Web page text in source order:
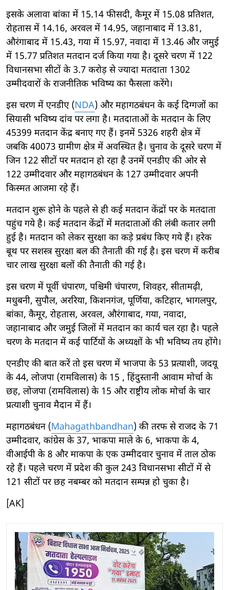
इसके अलावा बांका में 15.14 फीसदी, कैमूर में 15.08 प्रतिशत,
रोहतास में 14.16, अरवल में 14.95, जहानाबाद में 13.81,
औरंगाबाद में 15.43, गया में 15.97, नवादा में 13.46 और जमुई
में 15.77 प्रतिशत मतदान दर्ज किया गया है। ‎दूसरे चरण में 122
विधानसभा सीटों के 3.7 करोड़ से ज्यादा मतदाता 1302
उम्मीदवारों के राजनीतिक भविष्य का फैसला करेंगे।
इस चरण में एनडीए (NDA) और महागठबंधन के कई दिग्गजों का
सियासी भविष्य दांव पर लगा है। मतदाताओं के मतदान के लिए
45399 मतदान केंद्र बनाए गए हैं। इनमें 5326 शहरी क्षेत्र में
जबकि 40073 ग्रामीण क्षेत्र में अवस्थित है। ‎चुनाव के दूसरे चरण में
जिन 122 सीटों पर मतदान हो रहा है उनमें एनडीए की ओर से
122 उम्मीदवार और महागठबंधन के 127 उम्मीदवार अपनी
किस्मत आजमा रहे हैं। ‎
मतदान शुरू होने के पहले से ही कई मतदान केंद्रों पर के मतदाता
पहुंच गये है। कई मतदान केंद्रों में मतदाताओं की लंबी कतार लगी
हुई है। ‎मतदान को लेकर सुरक्षा का कड़े प्रबंध किए गये हैं। हरेक
बूथ पर सशस्त्र सुरक्षा बल की तैनाती की गई है। इस चरण में करीब
चार लाख सुरक्षा बलों की तैनाती की गई है। ‎
इस चरण में पूर्वी चंपारण, पश्चिमी चंपारण, शिवहर, सीतामढ़ी,
मधुबनी, सुपौल, अररिया, किशनगंज, पूर्णिया, कटिहार, भागलपुर,
बांका, कैमूर, रोहतास, अरवल, औरंगाबाद, गया, नवादा,
जहानाबाद और जमुई जिलों में मतदान का कार्य चल रहा है। पहले
चरण के मतदान में कई पार्टियों के अध्यक्षों के भी भविष्य तय होंगे।
‎एनडीए की बात करें तो इस चरण में भाजपा के 53 प्रत्याशी, जदयू
के 44, लोजपा (रामविलास) के 15 , हिंदुस्तानी आवाम मोर्चा के
छह, लोजपा (रामविलास) के 15 और राष्ट्रीय लोक मोर्चा के चार
प्रत्याशी चुनाव मैदान में हैं।
महागठबंधन (Mahagathbandhan) की तरफ से राजद के 71
उम्मीदवार, कांग्रेस के 37, भाकपा माले के 6, भाकपा के 4,
वीआईपी के 8 और माकपा के एक उम्मीदवार चुनाव में ताल ठोक
रहे हैं। पहले चरण में प्रदेश की कुल 243 विधानसभा सीटों में से
121 सीटों पर छह नबम्बर को मतदान सम्पन्न हो चुका है।
[AK]